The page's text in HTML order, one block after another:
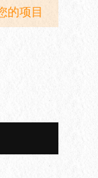
的项目